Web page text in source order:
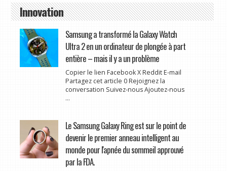
Innovation
Samsung a transformé la Galaxy Watch
Ultra 2 en un ordinateur de plongée à part
entière – mais il y a un problème
Copier le lien Facebook X Reddit E-mail
Partagez cet article 0 Rejoignez la
conversation Suivez-nous Ajoutez-nous
...
Le Samsung Galaxy Ring est sur le point de
devenir le premier anneau intelligent au
monde pour l'apnée du sommeil approuvé
par la FDA.